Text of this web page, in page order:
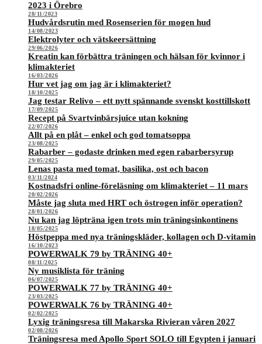
2023 i Örebro
28/11/2023
Hudvårdsrutin med Rosenserien för mogen hud
14/08/2023
Elektrolyter och vätskeersättning
29/06/2026
Kreatin kan förbättra träningen och hälsan för kvinnor i
klimakteriet
16/03/2026
Hur vet jag om jag är i klimakteriet?
18/10/2025
Jag testar Relivo – ett nytt spännande svenskt kosttillskott
17/09/2025
Recept på Svartvinbärsjuice utan kokning
22/07/2026
Allt på en plåt – enkel och god tomatsoppa
23/08/2025
Rabarber – godaste drinken med egen rabarbersyrup
29/05/2025
Lenas pasta med tomat, basilika, ost och bacon
03/11/2024
Kostnadsfri online-föreläsning om klimakteriet – 11 mars
20/02/2026
Måste jag sluta med HRT och östrogen inför operation?
28/01/2026
Nu kan jag löpträna igen trots min träningsinkontinens
18/05/2025
Höstpeppa med nya träningskläder, kollagen och D-vitamin
16/10/2023
POWERWALK 79 by TRÄNING 40+
08/11/2025
Ny musiklista för träning
06/07/2025
POWERWALK 77 by TRÄNING 40+
23/03/2025
POWERWALK 76 by TRÄNING 40+
02/02/2025
Lyxig träningsresa till Makarska Rivieran våren 2027
02/08/2026
Träningsresa med Apollo Sport SOLO till Egypten i januari